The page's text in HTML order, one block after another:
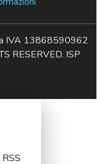
IVA 13868590962
RESERVED. ISP